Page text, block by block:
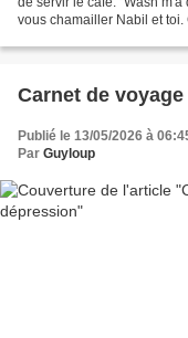
vous chamailler Nabil et
Carnet de
Publié le 13/05/2026 à
Par Guyloup